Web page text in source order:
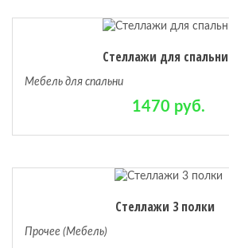
Стеллажи для спальни
Мебель для спальни
1470 руб.
Стеллажи 3 полки
Прочее (Мебель)